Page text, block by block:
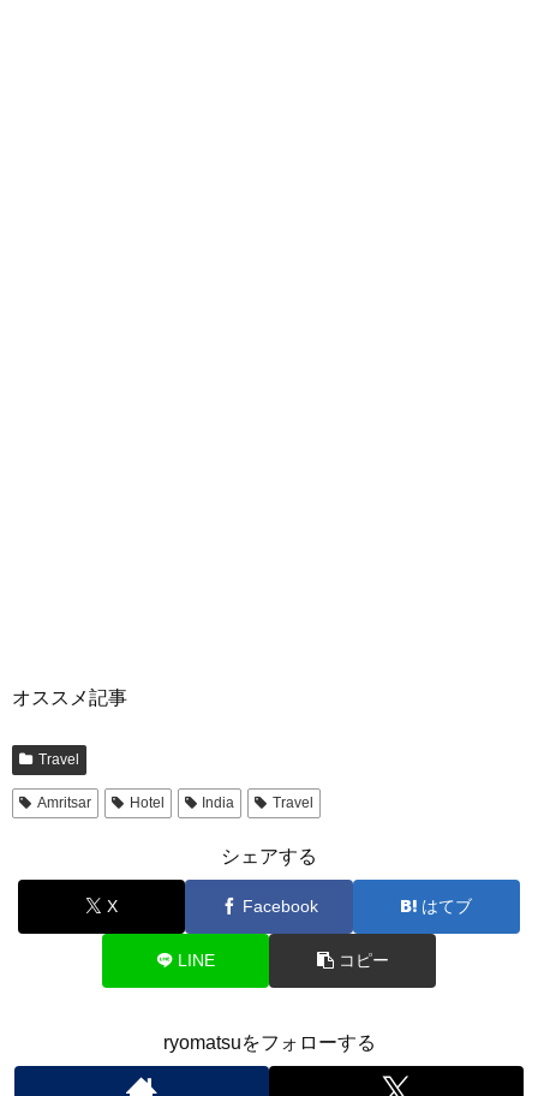
オススメ記事
Travel
Amritsar Hotel India Travel
シェアする
X Facebook はてブ
LINE コピー
ryomatsuをフォローする